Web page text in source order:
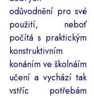
odůvodnění pro své
použití, neboť
počítá s praktickým
konstruktivním
konáním ve školnáím
učení a vychází tak
vstříc potřebám